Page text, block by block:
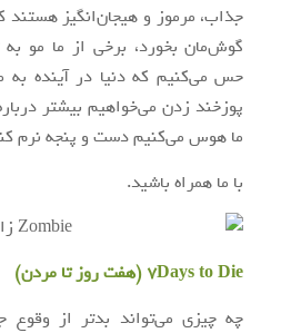
جذاب، مرموز و هیجان‌انگیز
گوش‌مان بخورد، برخی از ما مو
حس می‌کنیم که دنیا در آینده به
پوزخند زدن می‌خواهیم بیشتر
ما هوس می‌کنیم دست و پنجه نرم
با ما همراه باشید.
7Days to Die (هفت روز تا مردن)
چه چیزی می‌تواند بدتر از